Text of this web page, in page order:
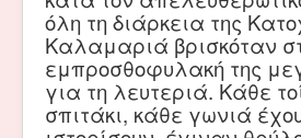
όλη τη διάρκεια της
Καλαμαριά βρισκόταν
εμπροσθοφυλακή της
για τη λευτεριά. Κάθε
σπιτάκι, κάθε γωνιά